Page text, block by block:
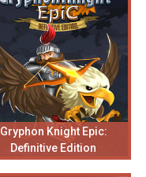
Gryphon Knight Epic:
Definitive Edition